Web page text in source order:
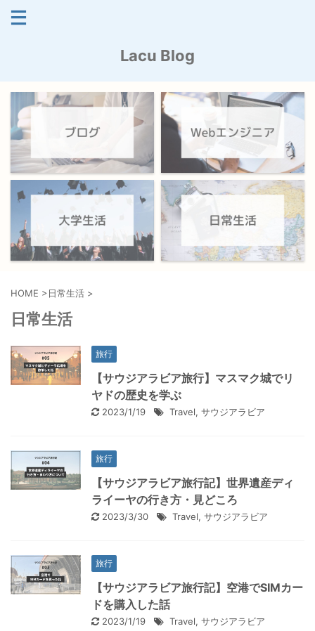
Lacu Blog
HOME >日常生活 >
日常生活
旅行
【サウジアラビア旅行】マスマク城でリ
ヤドの歴史を学ぶ
2023/1/19 Travel, サウジアラビア
旅行
【サウジアラビア旅行記】世界遺産ディ
ライーヤの行き方・見どころ
2023/3/30 Travel, サウジアラビア
旅行
【サウジアラビア旅行記】空港でSIMカー
ドを購入した話
2023/1/19 Travel, サウジアラビア